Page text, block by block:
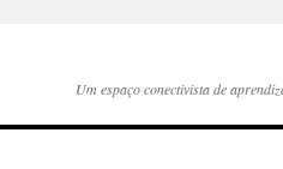
Um espaço conectivista de